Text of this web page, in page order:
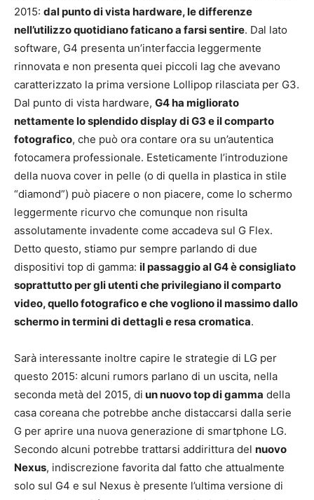
2015: dal punto di vista hardware, le differenze
nell’utilizzo quotidiano faticano a farsi sentire. Dal lato
software, G4 presenta un’interfaccia leggermente
rinnovata e non presenta quei piccoli lag che avevano
caratterizzato la prima versione Lollipop rilasciata per G3.
Dal punto di vista hardware, G4 ha migliorato
nettamente lo splendido display di G3 e il comparto
fotografico, che può ora contare ora su un’autentica
fotocamera professionale. Esteticamente l’introduzione
della nuova cover in pelle (o di quella in plastica in stile
“diamond”) può piacere o non piacere, come lo schermo
leggermente ricurvo che comunque non risulta
assolutamente invadente come accadeva sul G Flex.
Detto questo, stiamo pur sempre parlando di due
dispositivi top di gamma: il passaggio al G4 è consigliato
soprattutto per gli utenti che privilegiano il comparto
video, quello fotografico e che vogliono il massimo dallo
schermo in termini di dettagli e resa cromatica.
Sarà interessante inoltre capire le strategie di LG per
questo 2015: alcuni rumors parlano di un uscita, nella
seconda metà del 2015, di un nuovo top di gamma della
casa coreana che potrebbe anche distaccarsi dalla serie
G per aprire una nuova generazione di smartphone LG.
Secondo alcuni potrebbe trattarsi addirittura del nuovo
Nexus, indiscrezione favorita dal fatto che attualmente
solo sul G4 e sul Nexus è presente l’ultima versione di